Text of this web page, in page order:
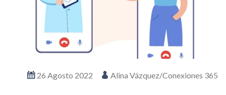
26 Agosto 2022 Alina Vázquez/Conexiones 365